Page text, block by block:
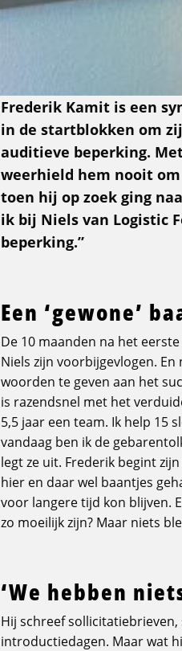
Frederik Kamit is een
in de startblokken om
auditieve beperking.
weerhield hem nooit
toen hij op zoek ging
ik bij Niels van Logistic
beperking.”
Een ‘gewone’
De 10 maanden na het
Niels zijn voorbijgevlogen.
woorden te geven aan het
is razendsnel met het
5,5 jaar een team. Ik help 15
vandaag ben ik de
legt ze uit. Frederik begint
hier en daar wel baantjes
voor langere tijd kon blijven.
zo moeilijk zijn? Maar niets
‘We hebben
Hij schreef sollicitatiebrieven,
introductiedagen. Maar wat